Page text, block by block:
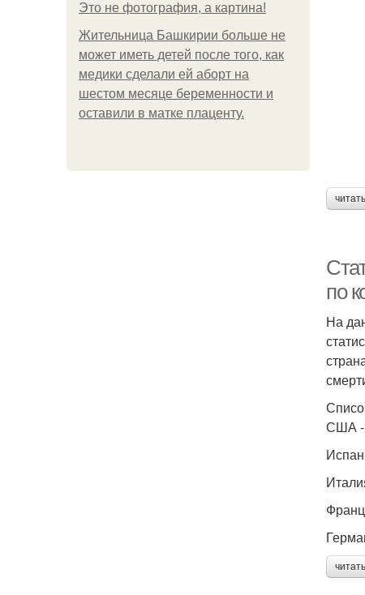
Это не фотография, а картина!
Жительница Башкирии больше не
может иметь детей после того, как
медики сделали ей аборт на
шестом месяце беременности и
оставили в матке плаценту.
по
На
США -